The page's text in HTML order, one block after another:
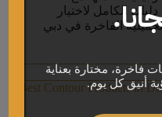
الكامل لاختيار
الفاخرة في دبي
فاخرة، مختارة بعناية
أنيق كل يوم.